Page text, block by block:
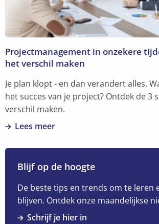
bouwen
Projectmanagement in onzekere
het verschil maken
Je plan klopt - en dan verandert alles.
het succes van je project? Ontdek de 3
verschil maken.
Lees meer
meer
over
Projectmanagement
onzekere
tijden:
Blijf op de hoogte
De beste tips en trends om te leren
blijven. Ontdek onze maandelijkse
Schrijf je hier in